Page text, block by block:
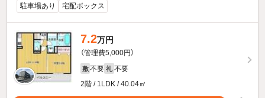
駐車場あり 宅配ボックス
7.2万円
（管理費5,000円）
敷 不要 礼 不要
2階 / 1LDK / 40.04㎡